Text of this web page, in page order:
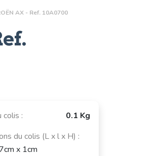
AX - Ref. 10A0700
colis :
0.1 Kg
du colis (L x l x H) :
x 1cm